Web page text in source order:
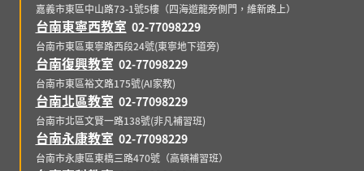
嘉義市東區中山路73-1號5樓（四海遊龍旁側門，維新路上）
台南東寧西教室 02-77098229
台南市東區東寧路西段24號(東寧地下道旁)
台南復興教室 02-77098229
台南市東區裕文路175號(AI家教)
台南北區教室 02-77098229
台南市北區文賢一路138號(非凡補習班)
台南永康教室 02-77098229
台南市永康區東橋三路470號（高頓補習班）